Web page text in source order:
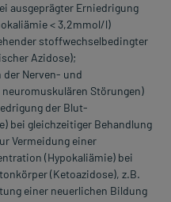
ausgeprägter Erniedrigung
< 3,2mmol/l)
stoffwechselbedingter
Azidose);
Nerven- und
Störungen)
der Blut-
bei gleichzeitiger Behandlung
Vermeidung einer
(Hypokaliämie) bei
(Ketoazidose), z.B.
einer neuerlichen Bildung